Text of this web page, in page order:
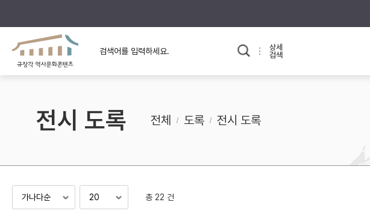
규장각의 어제와 오늘
규장각 소개영상
사료와 문학으로 본
고대
조선 후기
교과 연동 자료
상세
검색
전시 도록 전체 도록 전시 도록
총 22 건